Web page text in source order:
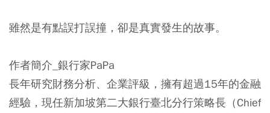
雖然是有點誤打誤撞，卻是真實發生的故事。
作者簡介_銀行家PaPa
長年研究財務分析、企業評級，擁有超過15年的金融
經驗，現任新加坡第二大銀行臺北分行策略長（Chief